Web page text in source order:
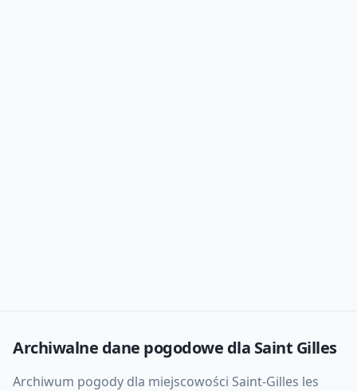
Archiwalne dane pogodowe dla Saint Gilles
Archiwum pogody dla miejscowości Saint-Gilles les